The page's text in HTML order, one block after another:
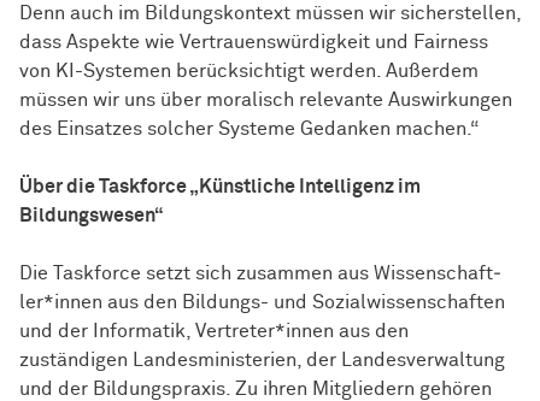
Denn auch im Bildungskontext müssen wir sicherstellen,
dass Aspekte wie Vertrauenswürdigkeit und Fairness
von KI-Systemen berücksichtigt werden. Außerdem
müssen wir uns über moralisch relevante Auswirkungen
des Einsatzes solcher Systeme Gedanken machen.“
Über die Taskforce „Künstliche Intelligenz im
Bildungswesen“
Die Taskforce setzt sich zusammen aus Wissen­schaft­
ler*innen aus den Bildungs- und Sozialwissenschaften
und der Informatik, Vertreter*innen aus den
zuständigen Landesministerien, der Landesverwaltung
und der Bildungspraxis. Zu ihren Mitgliedern gehören